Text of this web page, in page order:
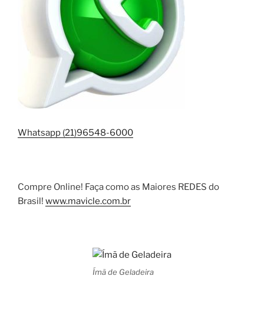
Whatsapp (21)96548-6000
Compre Online! Faça como as Maiores REDES do
Brasil! www.mavicle.com.br
Ímã de Geladeira